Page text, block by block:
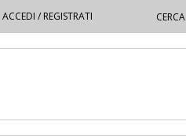
ACCEDI / REGISTRATI